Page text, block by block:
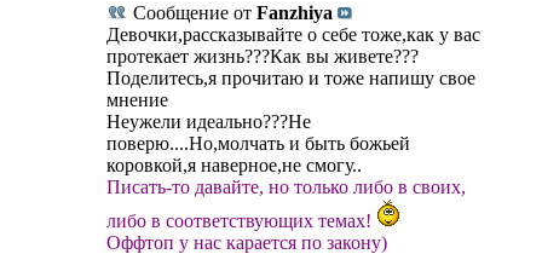
Сообщение от Fanzhiya
Девочки,рассказывайте о себе тоже,как у вас
протекает жизнь???Как вы живете???
Поделитесь,я прочитаю и тоже напишу свое
мнение
Неужели идеально???Не
поверю....Но,молчать и быть божьей
коровкой,я наверное,не смогу..
Писать-то давайте, но только либо в своих,
либо в соответствующих темах!
Оффтоп у нас карается по закону)